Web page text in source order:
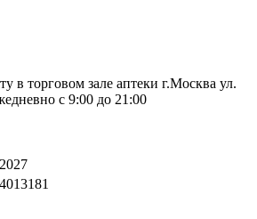
в торговом зале аптеки г.Москва ул.
с 9:00 до 21:00